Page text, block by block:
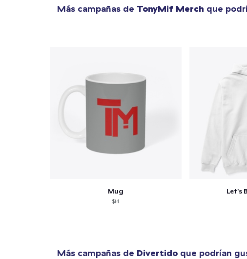
Más campañas de TonyMif Merch que
Mug
$14
Let's
Más campañas de Divertido que podrían